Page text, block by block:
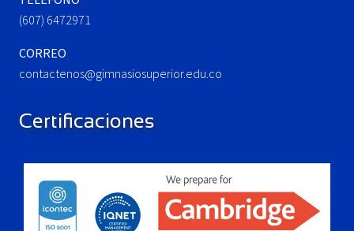
(607) 6472971
CORREO
contactenos@gimnasiosuperior.edu.co
Certificaciones